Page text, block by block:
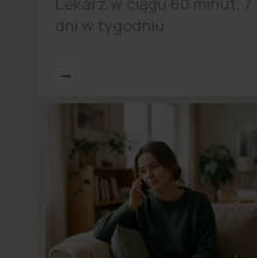
dni w tygodniu
→